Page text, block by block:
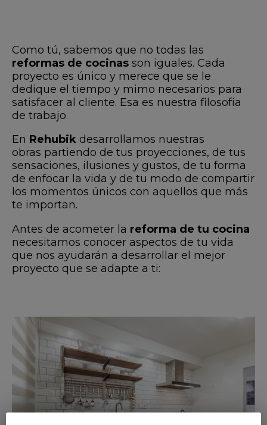
Como tú, sabemos que no todas las
reformas de cocinas son iguales. Cada
proyecto es único y merece que se le
dedique el tiempo y mimo necesarios para
satisfacer al cliente. Esa es nuestra filosofía
de trabajo.
En Rehubik desarrollamos nuestras
obras partiendo de tus proyecciones, de tus
sensaciones, ilusiones y gustos, de tu forma
de enfocar la vida y de tu modo de compartir
los momentos únicos con aquellos que más
te importan.
Antes de acometer la reforma de tu cocina
necesitamos conocer aspectos de tu vida
que nos ayudarán a desarrollar el mejor
proyecto que se adapte a ti: